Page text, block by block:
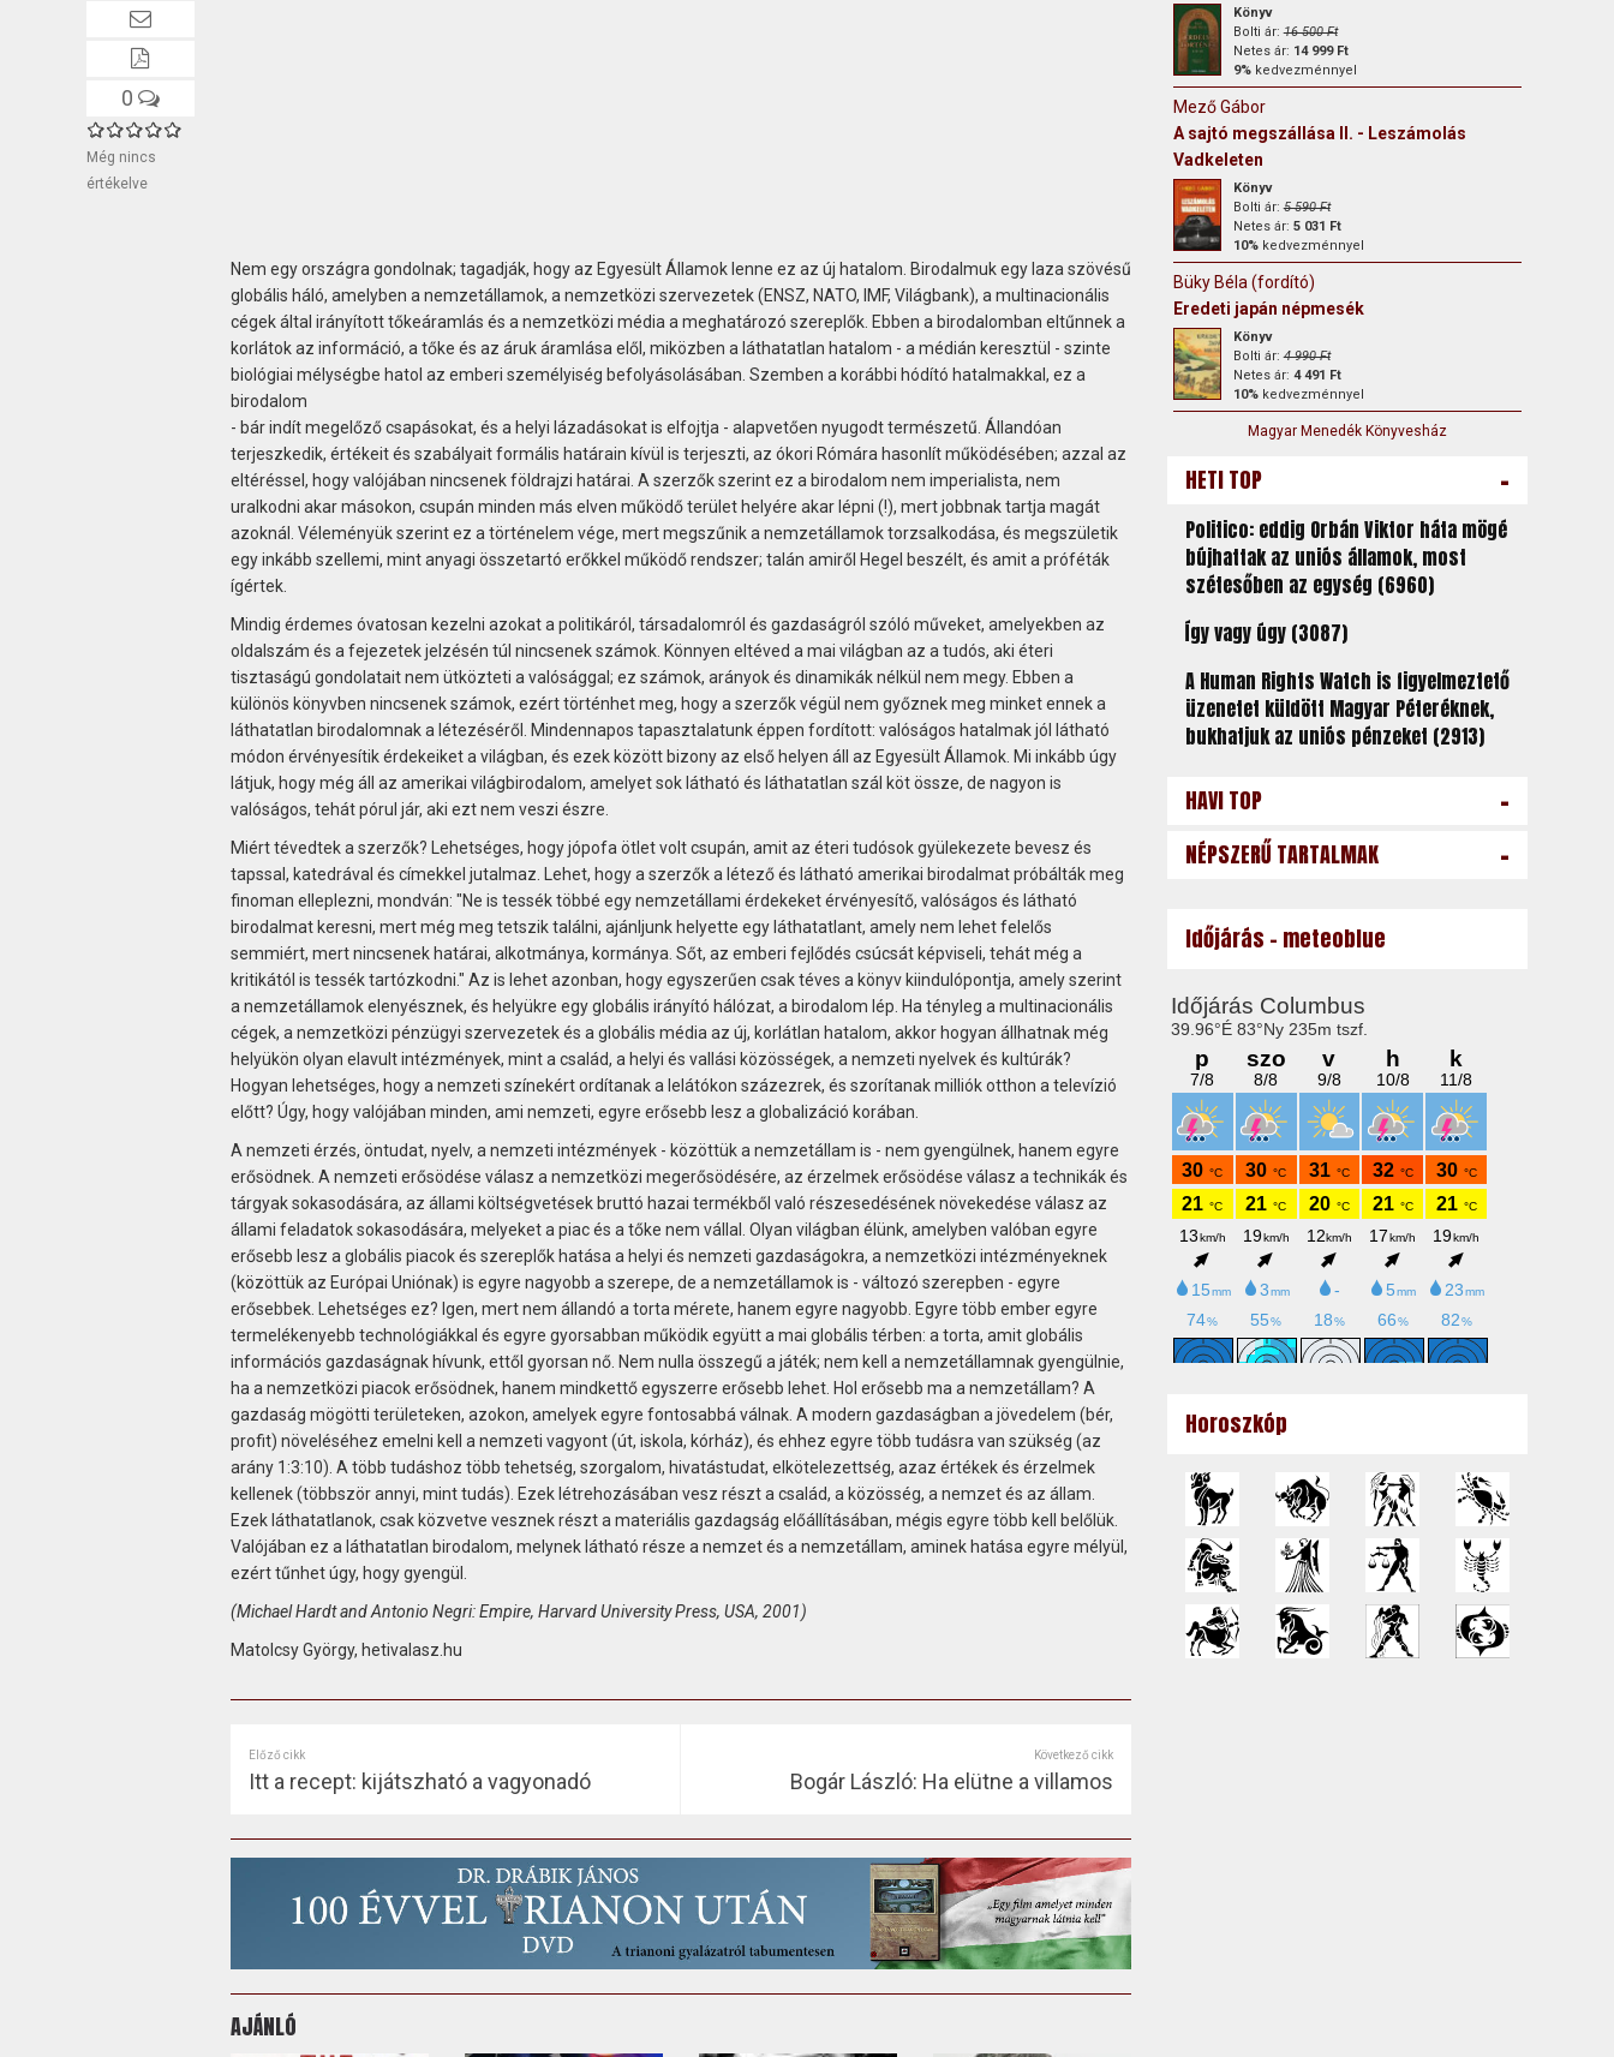
0
Még nincs
értékelve
Nem egy országra gondolnak; tagadják, hogy az Egyesült Államok lenne ez az új hatalom. Birodalmuk egy laza szövésű
globális háló, amelyben a nemzetállamok, a nemzetközi szervezetek (ENSZ, NATO, IMF, Világbank), a multinacionális
cégek által irányított tőkeáramlás és a nemzetközi média a meghatározó szereplők. Ebben a birodalomban eltűnnek a
korlátok az információ, a tőke és az áruk áramlása elől, miközben a láthatatlan hatalom - a médián keresztül - szinte
biológiai mélységbe hatol az emberi személyiség befolyásolásában. Szemben a korábbi hódító hatalmakkal, ez a
birodalom
- bár indít megelőző csapásokat, és a helyi lázadásokat is elfojtja - alapvetően nyugodt természetű. Állandóan
terjeszkedik, értékeit és szabályait formális határain kívül is terjeszti, az ókori Rómára hasonlít működésében; azzal az
eltéréssel, hogy valójában nincsenek földrajzi határai. A szerzők szerint ez a birodalom nem imperialista, nem
uralkodni akar másokon, csupán minden más elven működő terület helyére akar lépni (!), mert jobbnak tartja magát
azoknál. Véleményük szerint ez a történelem vége, mert megszűnik a nemzetállamok torzsalkodása, és megszületik
egy inkább szellemi, mint anyagi összetartó erőkkel működő rendszer; talán amiről Hegel beszélt, és amit a próféták
ígértek.
Mindig érdemes óvatosan kezelni azokat a politikáról, társadalomról és gazdaságról szóló műveket, amelyekben az
oldalszám és a fejezetek jelzésén túl nincsenek számok. Könnyen eltéved a mai világban az a tudós, aki éteri
tisztaságú gondolatait nem ütközteti a valósággal; ez számok, arányok és dinamikák nélkül nem megy. Ebben a
különös könyvben nincsenek számok, ezért történhet meg, hogy a szerzők végül nem győznek meg minket ennek a
láthatatlan birodalomnak a létezéséről. Mindennapos tapasztalatunk éppen fordított: valóságos hatalmak jól látható
módon érvényesítik érdekeiket a világban, és ezek között bizony az első helyen áll az Egyesült Államok. Mi inkább úgy
látjuk, hogy még áll az amerikai világbirodalom, amelyet sok látható és láthatatlan szál köt össze, de nagyon is
valóságos, tehát pórul jár, aki ezt nem veszi észre.
Miért tévedtek a szerzők? Lehetséges, hogy jópofa ötlet volt csupán, amit az éteri tudósok gyülekezete bevesz és
tapssal, katedrával és címekkel jutalmaz. Lehet, hogy a szerzők a létező és látható amerikai birodalmat próbálták meg
finoman elleplezni, mondván: "Ne is tessék többé egy nemzetállami érdekeket érvényesítő, valóságos és látható
birodalmat keresni, mert még meg tetszik találni, ajánljunk helyette egy láthatatlant, amely nem lehet felelős
semmiért, mert nincsenek határai, alkotmánya, kormánya. Sőt, az emberi fejlődés csúcsát képviseli, tehát még a
kritikától is tessék tartózkodni." Az is lehet azonban, hogy egyszerűen csak téves a könyv kiindulópontja, amely szerint
a nemzetállamok elenyésznek, és helyükre egy globális irányító hálózat, a birodalom lép. Ha tényleg a multinacionális
cégek, a nemzetközi pénzügyi szervezetek és a globális média az új, korlátlan hatalom, akkor hogyan állhatnak még
helyükön olyan elavult intézmények, mint a család, a helyi és vallási közösségek, a nemzeti nyelvek és kultúrák?
Hogyan lehetséges, hogy a nemzeti színekért ordítanak a lelátókon százezrek, és szorítanak milliók otthon a televízió
előtt? Úgy, hogy valójában minden, ami nemzeti, egyre erősebb lesz a globalizáció korában.
A nemzeti érzés, öntudat, nyelv, a nemzeti intézmények - közöttük a nemzetállam is - nem gyengülnek, hanem egyre
erősödnek. A nemzeti erősödése válasz a nemzetközi megerősödésére, az érzelmek erősödése válasz a technikák és
tárgyak sokasodására, az állami költségvetések bruttó hazai termékből való részesedésének növekedése válasz az
állami feladatok sokasodására, melyeket a piac és a tőke nem vállal. Olyan világban élünk, amelyben valóban egyre
erősebb lesz a globális piacok és szereplők hatása a helyi és nemzeti gazdaságokra, a nemzetközi intézményeknek
(közöttük az Európai Uniónak) is egyre nagyobb a szerepe, de a nemzetállamok is - változó szerepben - egyre
erősebbek. Lehetséges ez? Igen, mert nem állandó a torta mérete, hanem egyre nagyobb. Egyre több ember egyre
termelékenyebb technológiákkal és egyre gyorsabban működik együtt a mai globális térben: a torta, amit globális
információs gazdaságnak hívunk, ettől gyorsan nő. Nem nulla összegű a játék; nem kell a nemzetállamnak gyengülnie,
ha a nemzetközi piacok erősödnek, hanem mindkettő egyszerre erősebb lehet. Hol erősebb ma a nemzetállam? A
gazdaság mögötti területeken, azokon, amelyek egyre fontosabbá válnak. A modern gazdaságban a jövedelem (bér,
profit) növeléséhez emelni kell a nemzeti vagyont (út, iskola, kórház), és ehhez egyre több tudásra van szükség (az
arány 1:3:10). A több tudáshoz több tehetség, szorgalom, hivatástudat, elkötelezettség, azaz értékek és érzelmek
kellenek (többször annyi, mint tudás). Ezek létrehozásában vesz részt a család, a közösség, a nemzet és az állam.
Ezek láthatatlanok, csak közvetve vesznek részt a materiális gazdagság előállításában, mégis egyre több kell belőlük.
Valójában ez a láthatatlan birodalom, melynek látható része a nemzet és a nemzetállam, aminek hatása egyre mélyül,
ezért tűnhet úgy, hogy gyengül.
(Michael Hardt and Antonio Negri: Empire, Harvard University Press, USA, 2001)
Matolcsy György, hetivalasz.hu
Előző cikk
Itt a recept: kijátszható a vagyonadó
Következő cikk
Bogár László: Ha elütne a villamos
AJÁNLÓ
Könyv
Bolti ár:16 500 Ft
Netes ár: 14 999 Ft
9%kedvezménnyel
Mező Gábor
A sajtó megszállása II. - Leszámolás
Vadkeleten
Könyv
Bolti ár:5 590 Ft
Netes ár: 5 031 Ft
10%kedvezménnyel
Büky Béla (fordító)
Eredeti japán népmesék
Könyv
Bolti ár:4 990 Ft
Netes ár: 4 491 Ft
10%kedvezménnyel
Magyar Menedék Könyvesház
HETI TOP -
Politico: eddig Orbán Viktor háta mögé
bújhattak az uniós államok, most
szétesőben az egység (6960)
Így vagy úgy (3087)
A Human Rights Watch is figyelmeztető
üzenetet küldött Magyar Péteréknek,
bukhatjuk az uniós pénzeket (2913)
HAVI TOP -
NÉPSZERŰ TARTALMAK -
Időjárás - meteoblue
Horoszkóp